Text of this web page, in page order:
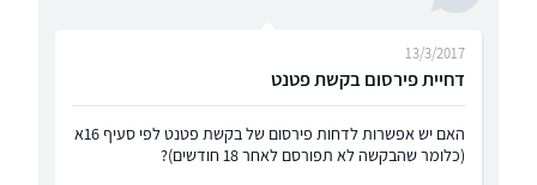
דחיית פירסום בקשת פטנט
13/3/2017
האם יש אפשרות לדחות פירסום של בקשת פטנט לפי סעיף 16א
(כלומר שהבקשה לא תפורסם לאחר 18 חודשים)?